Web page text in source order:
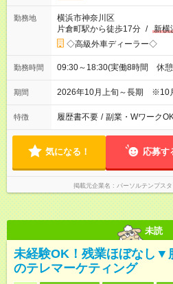
勤務地
横浜市神奈川区
片倉町駅から徒歩17分 / 新横
◇高級外車ディーラー◇
勤務時間 09:30～18:30(実働8時間 休
期間 2026年10月上旬～長期 ※10
特徴 履歴書不要 / 副業・Wワーク
気になる！ 応募す
掲載元企業名 パーソルテンプス
未読
未経験OK！残業ほぼなし▼
のテレマーケティング